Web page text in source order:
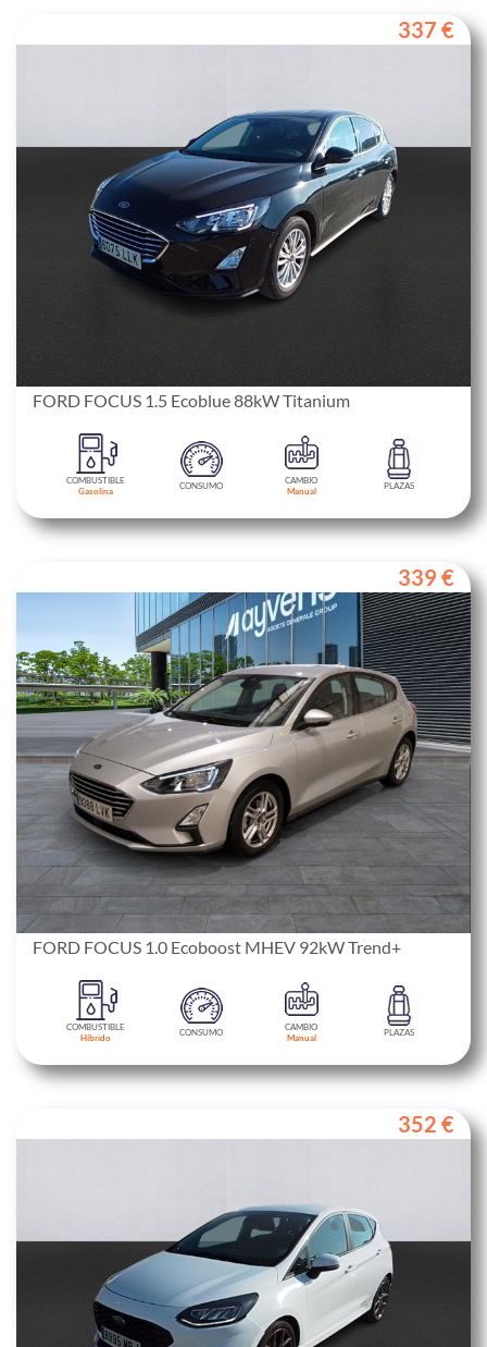
337 €
FORD FOCUS 1.5 Ecoblue 88kW Titanium
COMBUSTIBLE
Gasolina
CONSUMO
CAMBIO
Manual
PLAZAS
339 €
FORD FOCUS 1.0 Ecoboost MHEV 92kW Trend+
COMBUSTIBLE
Híbrido
CONSUMO
CAMBIO
Manual
PLAZAS
352 €